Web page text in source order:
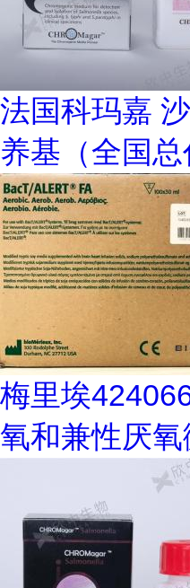
法国科玛嘉
养基（全国
梅里埃
氧和兼性厌